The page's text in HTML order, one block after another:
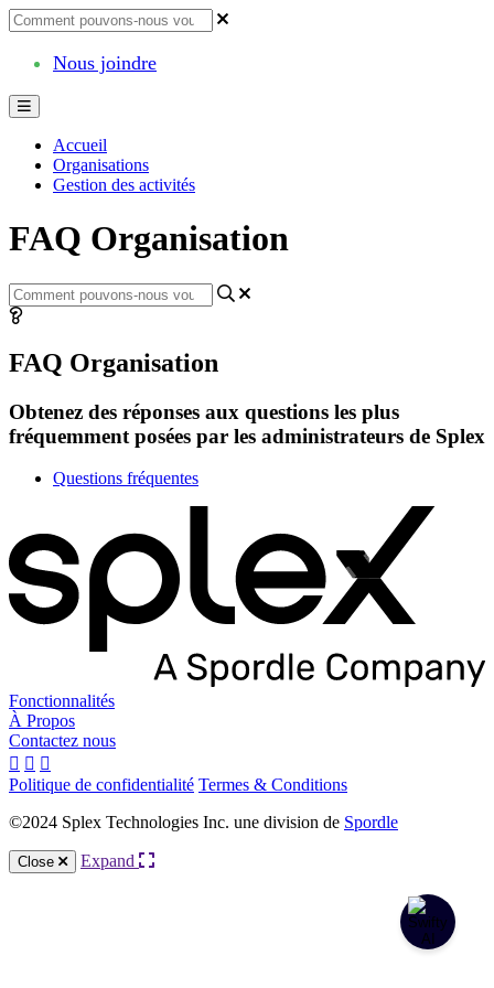
Nous joindre
Accueil
Organisations
Gestion des activités
FAQ Organisation
FAQ Organisation
Obtenez des réponses aux questions les plus
fréquemment posées par les administrateurs de Splex
Questions fréquentes
Fonctionnalités
À Propos
Contactez nous
Politique de confidentialité Termes & Conditions
©2024 Splex Technologies Inc. une division de Spordle
Close Expand